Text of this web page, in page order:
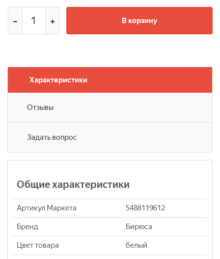
В корзину
Характеристики
Отзывы
Задать вопрос
Общие характеристики
Артикул Маркета 5488119612
Бренд Бирюса
Цвет товара белый